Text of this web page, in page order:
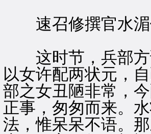
速召修撰官水湄
这时节，兵部方
以女许配两状元，
部之女丑陋非常，
正事，匆匆而来。
法，惟呆呆不语。